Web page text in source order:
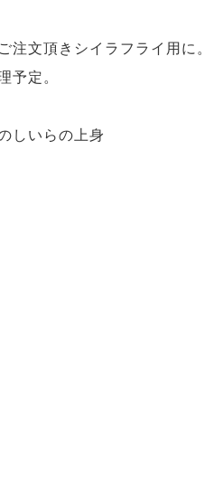
文頂きシイラフライ用に。
予定。
しいらの上身